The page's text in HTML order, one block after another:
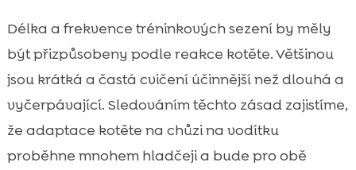
Délka a frekvence tréninkových sezení by měly
být přizpůsobeny podle reakce kotěte. Většinou
jsou krátká a častá cvičení účinnější než dlouhá a
vyčerpávající. Sledováním těchto zásad zajistíme,
že adaptace kotěte na chůzi na vodítku
proběhne mnohem hladčeji a bude pro obě